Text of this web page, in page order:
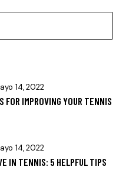
14, 2022
FOR IMPROVING YOUR TENNIS
14, 2022
IN TENNIS: 5 HELPFUL TIPS